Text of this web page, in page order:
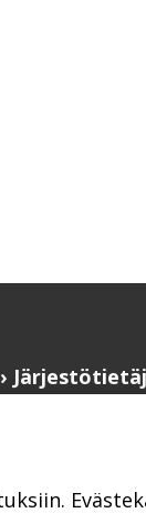
Civil Society